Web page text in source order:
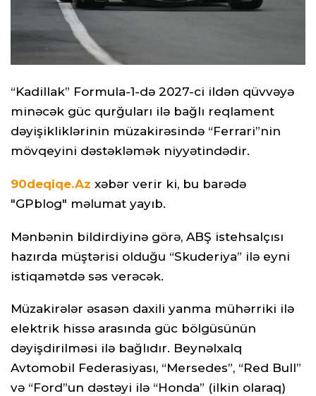
“Kadillak” Formula-1-də 2027-ci ildən qüvvəyə
minəcək güc qurğuları ilə bağlı reqlament
dəyişikliklərinin müzakirəsində “Ferrari”nin
mövqeyini dəstəkləmək niyyətindədir.
90deqiqe.Az xəbər verir ki, bu barədə
"GPblog" məlumat yayıb.
Mənbənin bildirdiyinə görə, ABŞ istehsalçısı
hazırda müştərisi olduğu “Skuderiya” ilə eyni
istiqamətdə səs verəcək.
Müzakirələr əsasən daxili yanma mühərriki ilə
elektrik hissə arasında güc bölgüsünün
dəyişdirilməsi ilə bağlıdır. Beynəlxalq
Avtomobil Federasiyası, “Mersedes”, “Red Bull”
və “Ford”un dəstəyi ilə “Honda” (ilkin olaraq)